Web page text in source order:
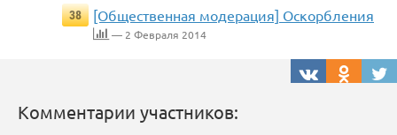
38
[Общественная модерация] Оскорбления
— 2 Февраля 2014
Комментарии участников: